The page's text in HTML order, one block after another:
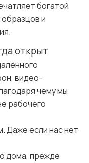
богатой
и
открыт
видео-
чему мы
рабочего
Даже если нас нет
дома, прежде